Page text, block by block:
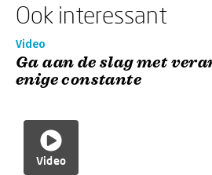
Ook interessant
Video
Ga aan de slag met
enige constante
Video